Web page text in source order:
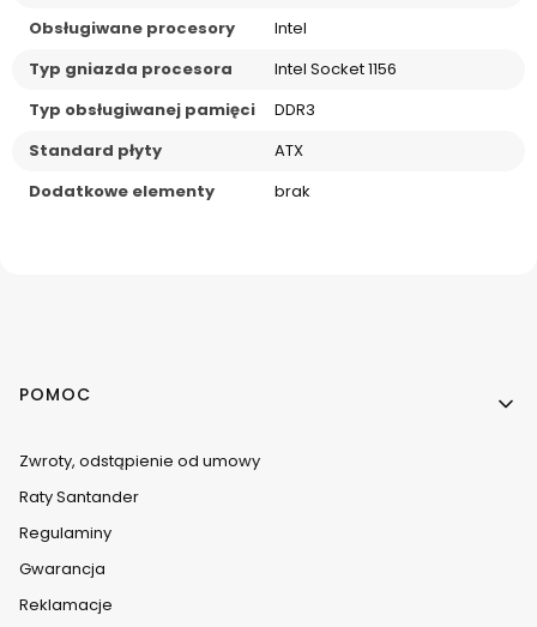
Obsługiwane procesory
Intel
Typ gniazda procesora
Intel Socket 1156
Typ obsługiwanej pamięci
DDR3
Standard płyty
ATX
Dodatkowe elementy
brak
Linki w stopce
POMOC
Zwroty, odstąpienie od umowy
Raty Santander
Regulaminy
Gwarancja
Reklamacje